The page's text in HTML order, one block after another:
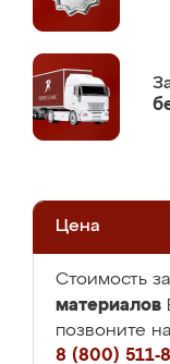
Цена
Стоимость
материалов
позвоните
8 (800) 511-